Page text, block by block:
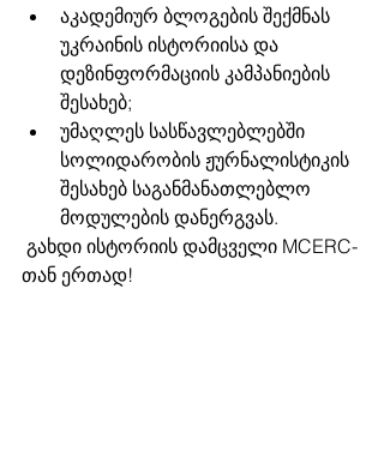
აკადემიურ ბლოგების შექმნას
უკრაინის ისტორიისა და
დეზინფორმაციის კამპანიების
შესახებ;
უმაღლეს სასწავლებლებში
სოლიდარობის ჟურნალისტიკის
შესახებ საგანმანათლებლო
მოდულების დანერგვას.
თან ერთად!